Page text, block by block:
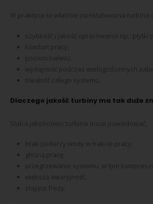
W praktyce to właśnie zainstalowana turbina
szybkość i jakość opracowania np.: płytki
komfort pracy,
poziom hałasu,
wydajność podczas wielogodzinnych
trwałość całego systemu.
Dlaczego jakość turbiny ma tak duże
Słaba jakościowo turbina może powodować:
brak podarzy wody w trakcie pracy,
głośną pracę,
przegrzewanie systemu, w tym
większą awaryjność,
stające frezy.